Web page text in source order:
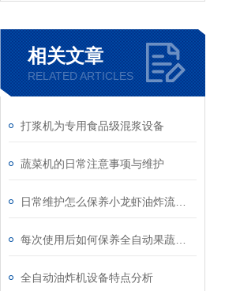
相关文章
RELATED ARTICLES
打浆机为专用食品级混浆设备
蔬菜机的日常注意事项与维护
全自动油炸机设备特点分析